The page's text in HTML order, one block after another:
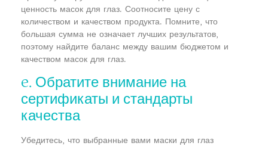
ценность масок для глаз. Соотносите цену с
количеством и качеством продукта. Помните, что
большая сумма не означает лучших результатов,
поэтому найдите баланс между вашим бюджетом и
качеством масок для глаз.
e. Обратите внимание на
сертификаты и стандарты
качества
Убедитесь, что выбранные вами маски для глаз